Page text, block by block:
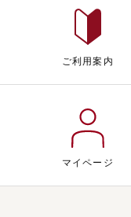
ご利用案内
マイページ